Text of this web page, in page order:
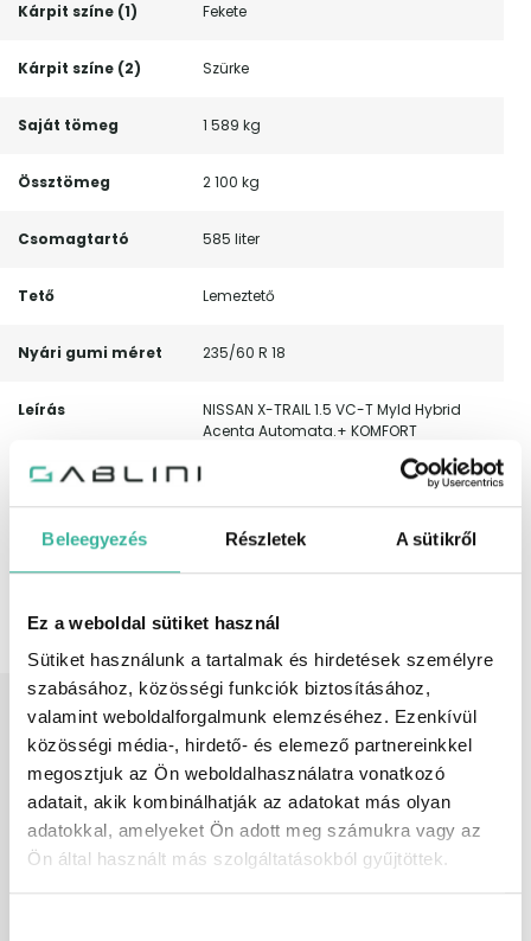
Beleegyezés Részletek A sütikről
Ez a weboldal sütiket használ
Sütiket használunk a tartalmak és hirdetések személyre
szabásához, közösségi funkciók biztosításához,
valamint weboldalforgalmunk elemzéséhez. Ezenkívül
közösségi média-, hirdető- és elemező partnereinkkel
megosztjuk az Ön weboldalhasználatra vonatkozó
adatait, akik kombinálhatják az adatokat más olyan
adatokkal, amelyeket Ön adott meg számukra vagy az
Ön által használt más szolgáltatásokból gyűjtöttek.
Kárpit színe (1) Fekete
Kárpit színe (2) Szürke
Saját tömeg 1 589 kg
Össztömeg 2 100 kg
Csomagtartó 585 liter
Tető Lemeztető
Nyári gumi méret 235/60 R 18
Leírás
NISSAN X-TRAIL 1.5 VC-T Myld Hybrid
Acenta Automata.+ KOMFORT
//AKCIÓ! // Legújabb modellév,
kiemelkedő alapfelszereltséggel! Full
vezetéstámogató rendszerek, 180 fokos
automata váltó 8 virtuális fokozattal!
beszámítjuk, szalonunkban több
Széria
felszereltség
6 hangszóró, ABS (blokkolásgátló),
állítható kormány, ASR (kipörgésgátló),
automatikusan sötétedő belső tükör,
bőrkormány, centrálzár, deréktámasz,
digitális többzónás klíma, dönthető
utasülések, elektromos ablak elöl,
elektromos ablak hátul, elektromos
tükör, elektromosan behajtható külső
tükrök, első-hátsó parkolóradar,
esőszenzor, ESP (menetstabilizátor),